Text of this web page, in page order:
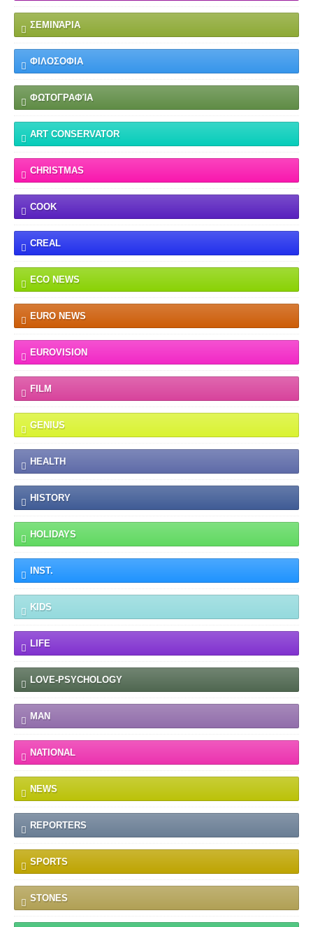
ΣΕΜΙΝΆΡΙΑ
ΦΙΛΟΣΟΦΙΑ
ΦΩΤΟΓΡΑΦΊΑ
ART CONSERVATOR
CHRISTMAS
COOK
CREAL
ECO NEWS
EURO NEWS
EUROVISION
FILM
GENIUS
HEALTH
HISTORY
HOLIDAYS
INST.
KIDS
LIFE
LOVE-PSYCHOLOGY
MAN
NATIONAL
NEWS
REPORTERS
SPORTS
STONES